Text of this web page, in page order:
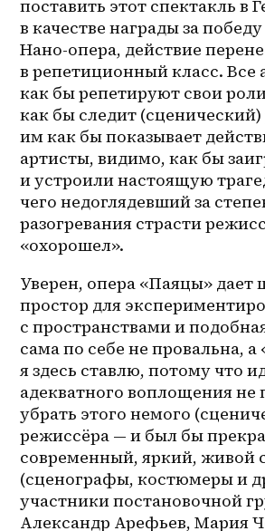
поставить этот спектакль в
в качестве награды за
Нано-опера, действие
в репетиционный класс. Все
как бы репетируют свои
как бы следит
им как бы показывает
артисты, видимо, как бы
и устроили настоящую
чего недоглядевший за
разогревания страсти
«охорошел».
Уверен, опера «Паяцы» дает
простор для
с пространствами и
сама по себе не провальна, а
я здесь ставлю, потому что
адекватного воплощения не
убрать этого немого
режиссёра — и был бы
современный, яркий, живой
(сценографы, костюмеры и
участники постановочной
Александр Арефьев, Мария